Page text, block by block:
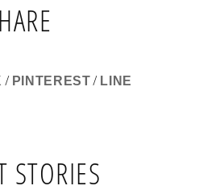
/ PINTEREST/ LINE
STORIES